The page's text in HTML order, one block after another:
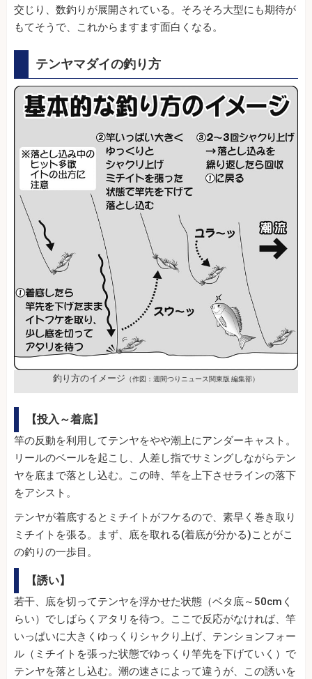
交じり、数釣りが展開されている。そろそろ大型にも期待が
もてそうで、これからますます面白くなる。
テンヤマダイの釣り方
釣り方のイメージ （作図：週間つりニュース関東版 編集部）
【投入～着底】
竿の反動を利用してテンヤをやや潮上にアンダーキャスト。
リールのベールを起こし、人差し指でサミングしながらテン
ヤを底まで落とし込む。この時、竿を上下させラインの落下
をアシスト。
テンヤが着底するとミチイトがフケるので、素早く巻き取り
ミチイトを張る。まず、底を取れる(着底が分かる)ことがこ
の釣りの一歩目。
【誘い】
若干、底を切ってテンヤを浮かせた状態（ベタ底～50cmく
らい）でしばらくアタリを待つ。ここで反応がなければ、竿
いっぱいに大きくゆっくりシャクり上げ、テンションフォー
ル（ミチイトを張った状態でゆっくり竿先を下げていく）で
テンヤを落とし込む。潮の速さによって違うが、この誘いを